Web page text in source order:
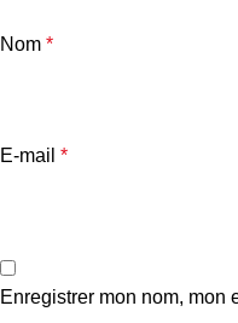
Nom *
E-mail *
Enregistrer mon nom, mon